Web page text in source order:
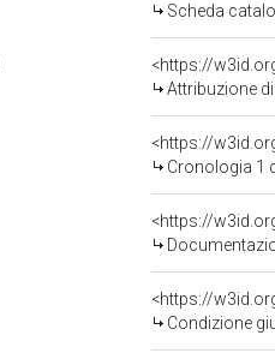
Scheda
Attribuzione
<https://
Cronologia 1
Condizione